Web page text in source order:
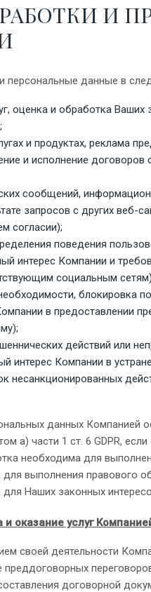
И
данные в
оценка и обработка
и продуктах, реклама
и исполнение
сообщений,
запросов с других
согласии);
поведения
интерес Компании и
социальным
блокировка
в предоставлении
действий или
интерес Компании в
несанкционированных
данных Компанией
а) части 1 ст. 6 GDPR,
необходима для
выполнения правового
Наших законных
оказание услуг
своей деятельности
преддоговорных
договорной